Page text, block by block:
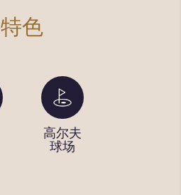
特色
高尔夫
球场